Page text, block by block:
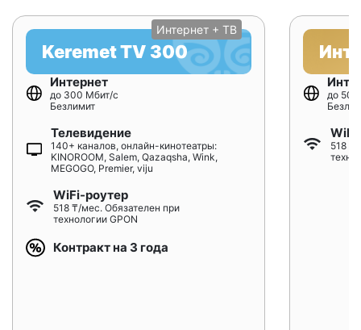
Интернет + ТВ
Keremet TV 300
Интернет
до 300 Мбит/с
Безлимит
Телевидение
140+ каналов, онлайн-кинотеатры:
KINOROOM, Salem, Qazaqsha, Wink,
MEGOGO, Premier, viju
WiFi-роутер
518 ₸/мес. Обязателен при
технологии GPON
Контракт на 3 года
до
518